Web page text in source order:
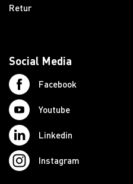
Retur
Social Media
Facebook
Youtube
Linkedin
Instagram